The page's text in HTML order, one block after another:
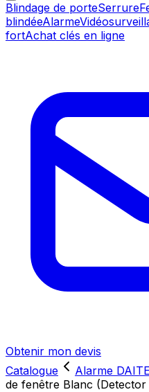
Blindage de porteSerrure
blindéeAlarme
fortAchat clés en ligne
Obtenir mon devis
Catalogue
Alarme
de fenêtre Blanc (Detector